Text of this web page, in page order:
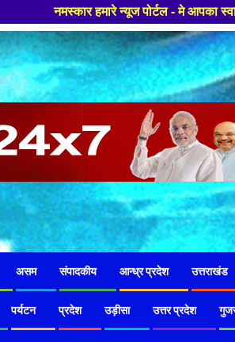
- मे आपका स्वागत हैं ,यहाँ आपको हमेशा
असम संपादकीय आन्ध्र प्रदेश उत्तराखंड
पर्यटन प्रदेश उड़ीसा उत्तर प्रदेश